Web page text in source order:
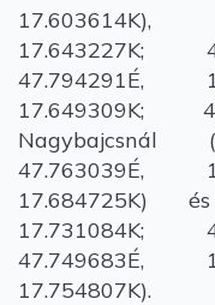
17.603614K),
17.643227K;
47.794291É,
17.649309K;
Nagybajcsnál
47.763039É,
17.684725K)
17.731084K;
47.749683É,
17.754807K).